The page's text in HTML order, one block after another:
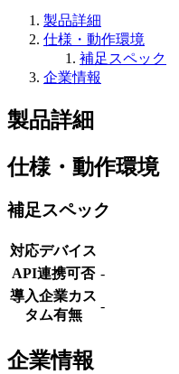
製品詳細
仕様・動作環境
補足スペック
企業情報
製品詳細
仕様・動作環境
補足スペック
対応デバイス
API連携可否 -
導入企業カス
タム有無
-
企業情報